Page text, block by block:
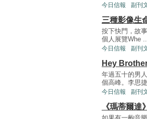
今日信報 副刊
三種影像生
按下快門，故
個人展覽Whe
今日信報 副刊
Hey
年過五十的男
個高峰。李思
今日信報 副刊
《瑪蒂爾